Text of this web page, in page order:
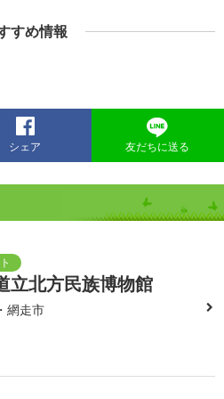
すめ情報
シェア 友だちに送る
立北方民族博物館
網走市